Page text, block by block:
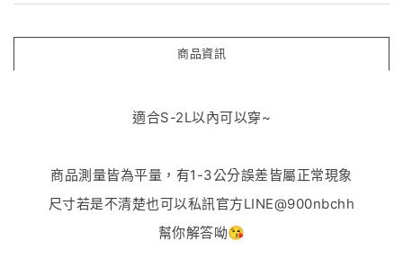
商品資訊
適合S-2L以內可以穿~
商品測量皆為平量，有1-3公分誤差皆屬正常現象
尺寸若是不清楚也可以私訊官方LINE@900nbchh
幫你解答呦😘